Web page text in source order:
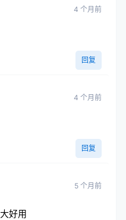
4 个月前
回复
4 个月前
回复
5 个月前
好用